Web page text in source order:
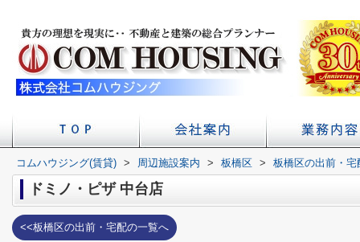
店舗へのアクセス
会社概要 初台の賃貸 不
賃貸経
学校
コムハウジング(賃貸) > 周辺施設案内 > 板橋区 > 板橋区の出前・宅
ドミノ・ピザ 中台店
<<板橋区の出前・宅配の一覧へ